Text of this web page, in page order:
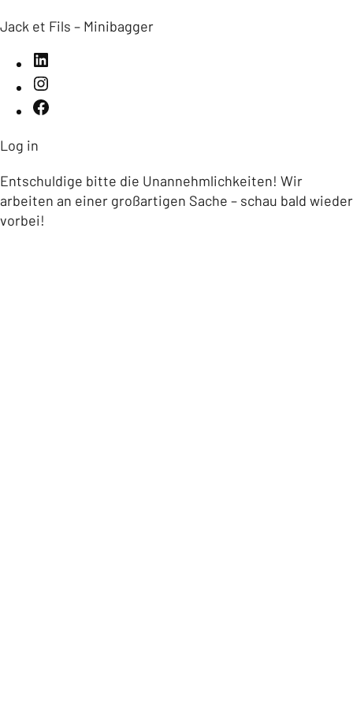
Jack et Fils – Minibagger
Log in
Entschuldige bitte die Unannehmlichkeiten! Wir
arbeiten an einer großartigen Sache – schau bald wieder
vorbei!